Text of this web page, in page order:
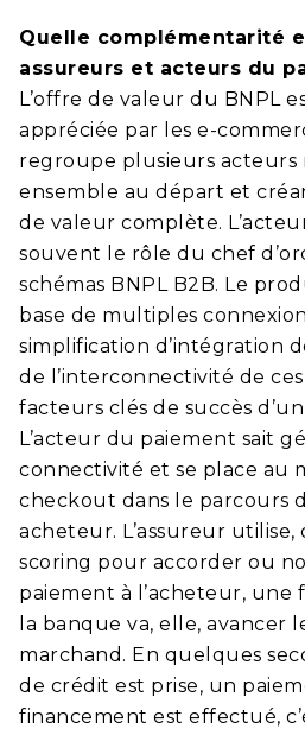
Quelle complémentarité
assureurs et acteurs du
L’offre de valeur du BNPL
appréciée par les e-
regroupe plusieurs acteurs
ensemble au départ et
de valeur complète.
souvent le rôle du chef
schémas BNPL B2B. Le
base de multiples
simplification d’intégration
de l’interconnectivité de
facteurs clés de succès
L’acteur du paiement sait
connectivité et se place au
checkout dans le parcours
acheteur. L’assureur utilise,
scoring pour accorder ou
paiement à l’acheteur, une
la banque va, elle, avancer
marchand. En quelques
de crédit est prise, un
financement est effectué,